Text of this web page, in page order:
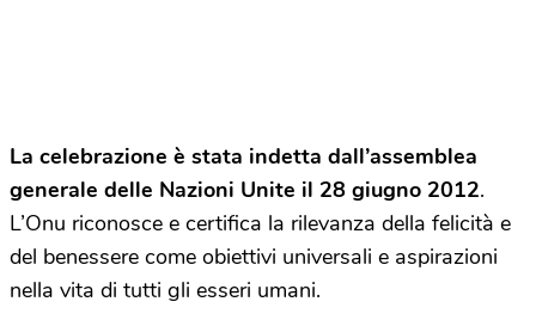
La celebrazione è stata indetta dall’assemblea
generale delle Nazioni Unite il 28 giugno 2012.
L’Onu riconosce e certifica la rilevanza della felicità e
del benessere come obiettivi universali e aspirazioni
nella vita di tutti gli esseri umani.